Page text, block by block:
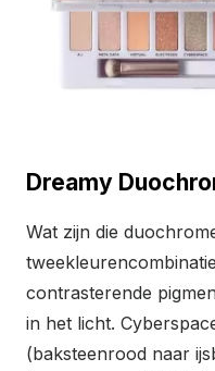
Dreamy
Wat zijn die
contrasterende
in het licht.
(baksteenrood naar